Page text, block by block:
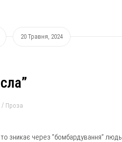
20 Травня, 2024
Проза
зникає через ”бомбардування”